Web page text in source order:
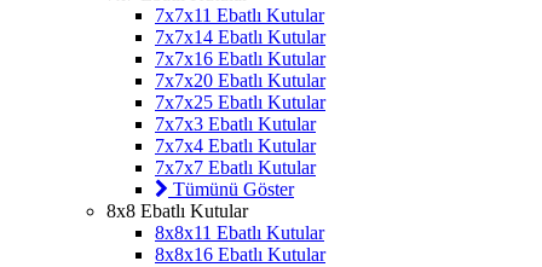
7x7x11 Ebatlı Kutular
7x7x14 Ebatlı Kutular
7x7x16 Ebatlı Kutular
7x7x20 Ebatlı Kutular
7x7x25 Ebatlı Kutular
7x7x3 Ebatlı Kutular
7x7x4 Ebatlı Kutular
7x7x7 Ebatlı Kutular
Tümünü Göster
8x8 Ebatlı Kutular
8x8x11 Ebatlı Kutular
8x8x16 Ebatlı Kutular